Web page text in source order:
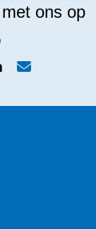
ons op